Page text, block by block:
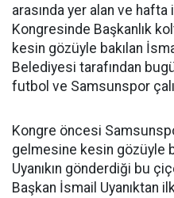
arasında yer alan ve
Kongresinde Başkanlık
kesin gözüyle bakılan
Belediyesi tarafından
futbol ve Samsunspor
Kongre öncesi
gelmesine kesin gözüyle
Uyanıkın gönderdiği bu
Başkan İsmail Uyanıktan